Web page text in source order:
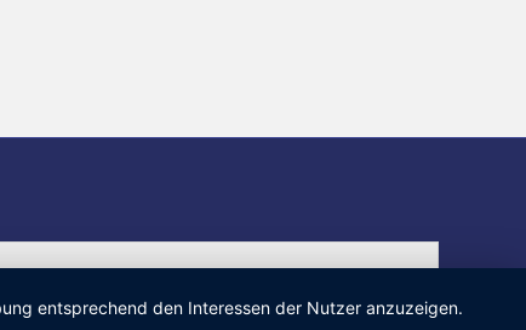
entsprechend den Interessen der Nutzer anzuzeigen.